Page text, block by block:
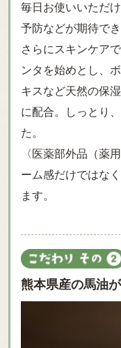
毎日お使いいただ
予防などが期待でき
さらにスキンケア
ンタを始めとし、
キスなど天然の保
に配合。しっとり
た。
〈医薬部外品（薬
ーム感だけではな
ます。
熊本県産の馬油